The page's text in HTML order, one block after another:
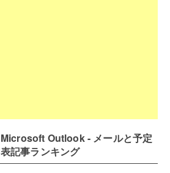
Microsoft Outlook - メールと予定
表記事ランキング